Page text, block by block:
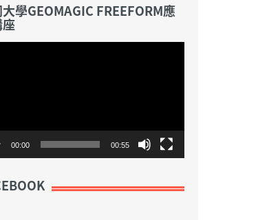
學GEOMAGIC FREEFORM應
00:00 00:55